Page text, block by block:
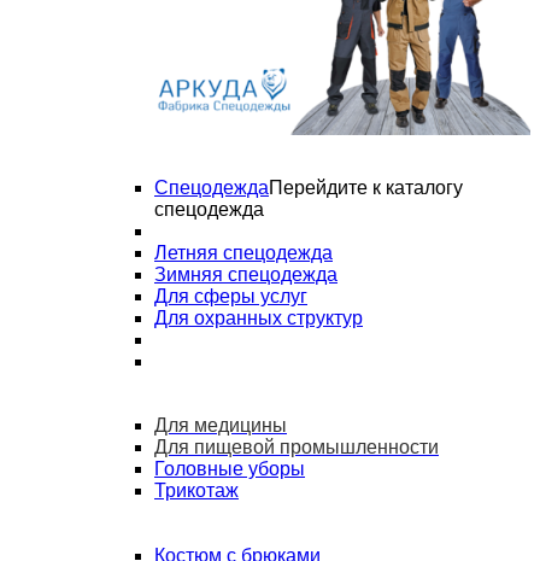
СпецодеждаПерейдите к каталогу
спецодежда
Летняя спецодежда
Зимняя спецодежда
Для сферы услуг
Для охранных структур
Для медицины
Для пищевой промышленности
Головные уборы
Трикотаж
Костюм с брюками